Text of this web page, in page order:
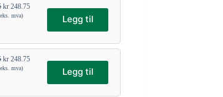
kr 248.75
eks. mva) Legg til
kr 248.75
eks. mva) Legg til